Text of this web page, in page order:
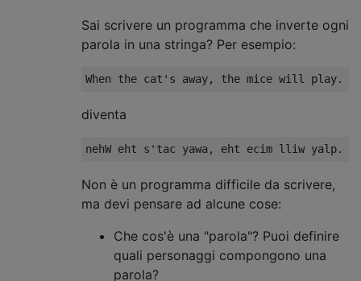
Sai scrivere un programma che inverte ogni
parola in una stringa? Per esempio:
diventa
Non è un programma difficile da scrivere,
ma devi pensare ad alcune cose:
Che cos'è una "parola"? Puoi definire
quali personaggi compongono una
parola?